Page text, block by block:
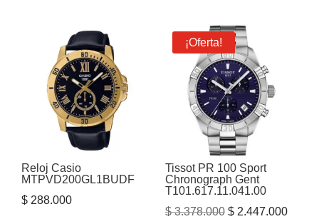
$ 5.250.000.
$ 4.400.000.
Reloj Casio
MTPVD200GL1BUDF
$ 288.000
¡Oferta!
Tissot PR 100 Sport
Chronograph Gent
T101.617.11.041.00
$3.378.000 El
$2.447.000El